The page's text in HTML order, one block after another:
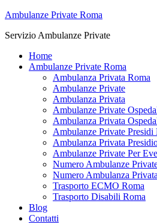
Ambulanze Private Roma
Servizio Ambulanze Private
Home
Ambulanze Private Roma
Ambulanza Privata Roma
Ambulanze Private
Ambulanza Privata
Ambulanze Private
Ambulanza Privata
Ambulanze Private Presidi
Ambulanza Privata
Ambulanze Private Per
Numero Ambulanze
Numero Ambulanza
Trasporto ECMO Roma
Trasporto Disabili Roma
Blog
Contatti